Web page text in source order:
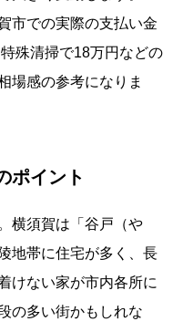
市での実際の支払い金
殊清掃で18万円などの
場感の参考になりま
ポイント
横須賀は「谷戸（や
地帯に住宅が多く、長
けない家が市内各所に
の多い街かもしれな